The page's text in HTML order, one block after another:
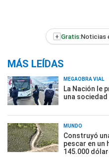
+ Gratis:Noticias
MÁS LEÍDAS
MEGAOBRA VIAL
La Nación le
una
MUNDO
Construyó
pescar en un
145.000